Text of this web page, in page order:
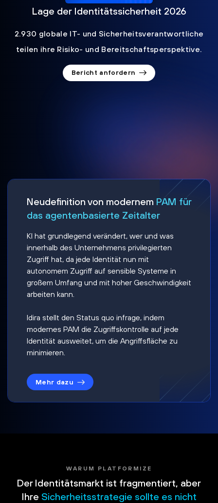
Lage der Identitätssicherheit 2026
2.930 globale IT- und Sicherheitsverantwortliche
teilen ihre Risiko- und Bereitschaftsperspektive.
Bericht anfordern
Neudefinition von modernem PAM für
das agentenbasierte Zeitalter
KI hat grundlegend verändert, wer und was
innerhalb des Unternehmens privilegierten
Zugriff hat, da jede Identität nun mit
autonomem Zugriff auf sensible Systeme in
großem Umfang und mit hoher Geschwindigkeit
arbeiten kann.
Idira stellt den Status quo infrage, indem
modernes PAM die Zugriffskontrolle auf jede
Identität ausweitet, um die Angriffsfläche zu
minimieren.
Mehr dazu
WARUM PLATFORMIZE
Der Identitätsmarkt ist fragmentiert, aber
Ihre Sicherheitsstrategie sollte es nicht